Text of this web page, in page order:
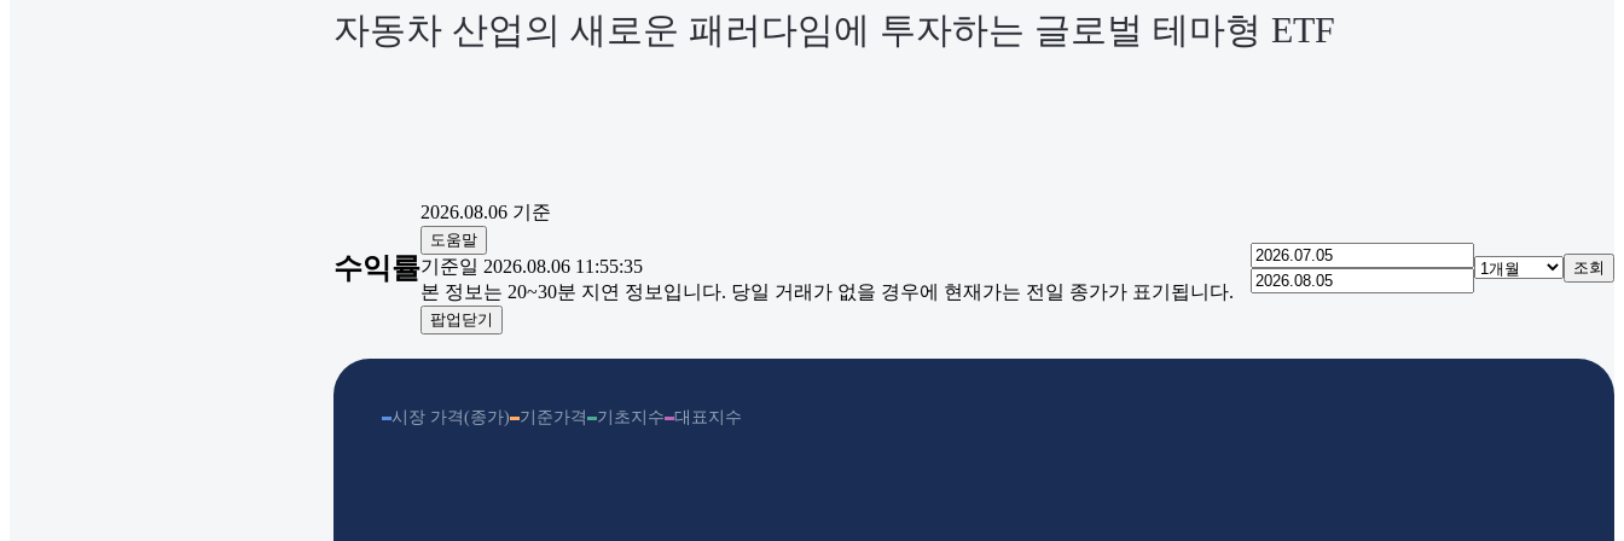
자동차 산업의 새로운 패러다임에 투자하는 글로벌 테마형 ETF
수익률
2026.08.06 기준
도움말
기준일 2026.08.06 11:55:35
본 정보는 20~30분 지연 정보입니다. 당일 거래가 없을 경우에 현재가는 전일 종가가 표기됩니다.
팝업닫기
조회
시장 가격(종가) 기준가격 기초지수 대표지수